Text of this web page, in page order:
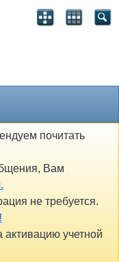
почитать
Вам
не требуется.
активацию учетной